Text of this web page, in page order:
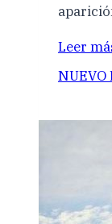
Leer
NUEVO